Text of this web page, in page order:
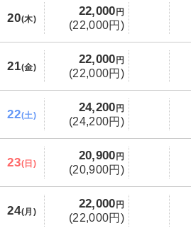
20(木)
22,000 円
(22,000円)
21(金)
22,000 円
(22,000円)
22(土)
24,200 円
(24,200円)
23(日)
20,900 円
(20,900円)
24(月)
22,000 円
(22,000円)